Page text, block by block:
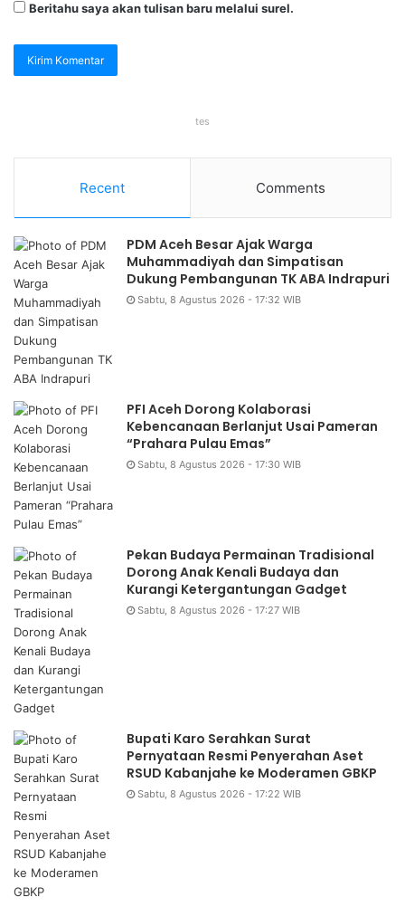
Beritahu saya akan tulisan baru melalui surel.
tes
Recent Comments
PDM Aceh Besar Ajak Warga
Muhammadiyah dan Simpatisan
Dukung Pembangunan TK ABA Indrapuri
Sabtu, 8 Agustus 2026 - 17:32 WIB
PFI Aceh Dorong Kolaborasi
Kebencanaan Berlanjut Usai Pameran
“Prahara Pulau Emas”
Sabtu, 8 Agustus 2026 - 17:30 WIB
Pekan Budaya Permainan Tradisional
Dorong Anak Kenali Budaya dan
Kurangi Ketergantungan Gadget
Sabtu, 8 Agustus 2026 - 17:27 WIB
Bupati Karo Serahkan Surat
Pernyataan Resmi Penyerahan Aset
RSUD Kabanjahe ke Moderamen GBKP
Sabtu, 8 Agustus 2026 - 17:22 WIB